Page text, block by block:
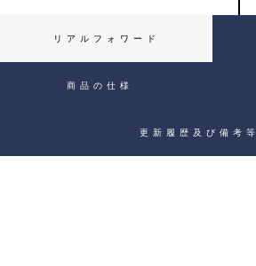
リアルフォワード
商品の仕様
更新履歴及び備考等